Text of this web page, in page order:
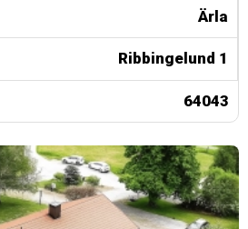
Ärla
Ribbingelund 1
64043